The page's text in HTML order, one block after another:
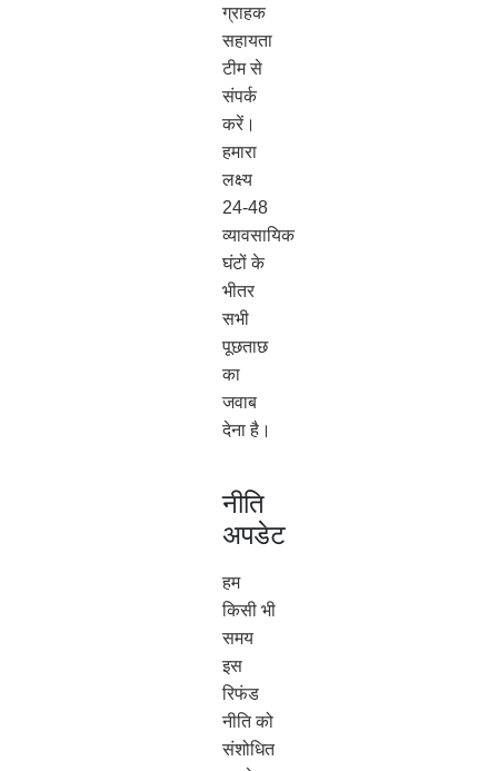
ग्राहक
सहायता
टीम से
संपर्क
करें।
हमारा
लक्ष्य
24-48
व्यावसायिक
घंटों के
भीतर
सभी
पूछताछ
का
जवाब
देना है।
नीति
अपडेट
हम
किसी भी
समय
इस
रिफंड
नीति को
संशोधित